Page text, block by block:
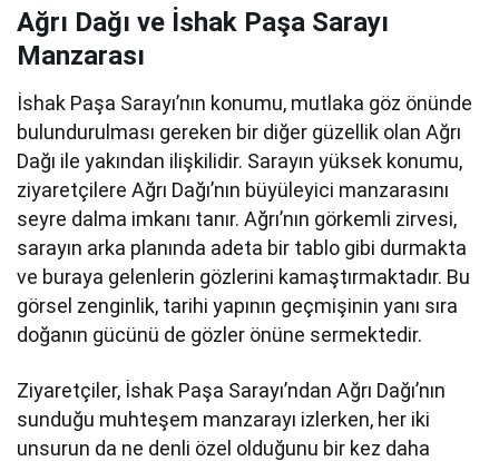
Ağrı Dağı ve İshak Paşa Sarayı
Manzarası
İshak Paşa Sarayı’nın konumu, mutlaka göz önünde
bulundurulması gereken bir diğer güzellik olan Ağrı
Dağı ile yakından ilişkilidir. Sarayın yüksek konumu,
ziyaretçilere Ağrı Dağı’nın büyüleyici manzarasını
seyre dalma imkanı tanır. Ağrı’nın görkemli zirvesi,
sarayın arka planında adeta bir tablo gibi durmakta
ve buraya gelenlerin gözlerini kamaştırmaktadır. Bu
görsel zenginlik, tarihi yapının geçmişinin yanı sıra
doğanın gücünü de gözler önüne sermektedir.
Ziyaretçiler, İshak Paşa Sarayı’ndan Ağrı Dağı’nın
sunduğu muhteşem manzarayı izlerken, her iki
unsurun da ne denli özel olduğunu bir kez daha